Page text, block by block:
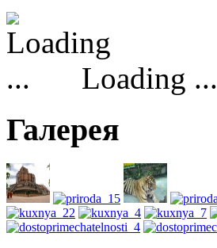
Loading ...
Галерея